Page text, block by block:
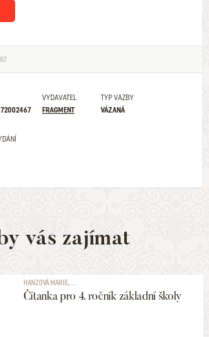
VYDAVATEL
FRAGMENT
TYP VAZBY
VÁZANÁ
vás zajímat
HANZOVÁ MARIE, ...
Čítanka pro 4. ročník základní školy